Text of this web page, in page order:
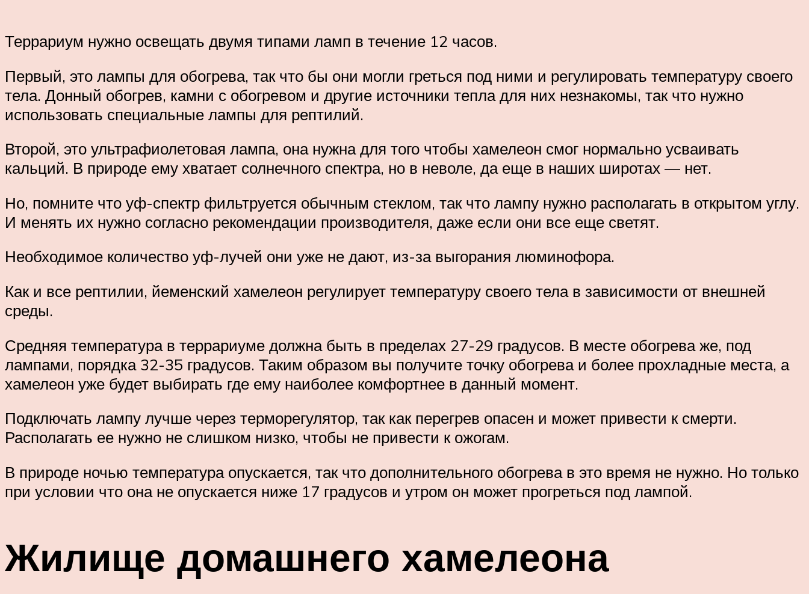
Террариум нужно освещать двумя типами ламп в течение 12 часов.
Первый, это лампы для обогрева, так что бы они могли греться под ними и регулировать температуру своего
тела. Донный обогрев, камни с обогревом и другие источники тепла для них незнакомы, так что нужно
использовать специальные лампы для рептилий.
Второй, это ультрафиолетовая лампа, она нужна для того чтобы хамелеон смог нормально усваивать
кальций. В природе ему хватает солнечного спектра, но в неволе, да еще в наших широтах — нет.
Но, помните что уф-спектр фильтруется обычным стеклом, так что лампу нужно располагать в открытом углу.
И менять их нужно согласно рекомендации производителя, даже если они все еще светят.
Необходимое количество уф-лучей они уже не дают, из-за выгорания люминофора.
Как и все рептилии, йеменский хамелеон регулирует температуру своего тела в зависимости от внешней
среды.
Средняя температура в террариуме должна быть в пределах 27-29 градусов. В месте обогрева же, под
лампами, порядка 32-35 градусов. Таким образом вы получите точку обогрева и более прохладные места, а
хамелеон уже будет выбирать где ему наиболее комфортнее в данный момент.
Подключать лампу лучше через терморегулятор, так как перегрев опасен и может привести к смерти.
Располагать ее нужно не слишком низко, чтобы не привести к ожогам.
В природе ночью температура опускается, так что дополнительного обогрева в это время не нужно. Но только
при условии что она не опускается ниже 17 градусов и утром он может прогреться под лампой.
Жилище домашнего хамелеона